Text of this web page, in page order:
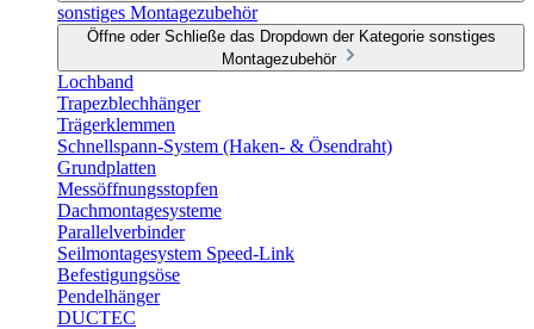
sonstiges Montagezubehör
Öffne oder Schließe das Dropdown der Kategorie sonstiges
Montagezubehör
Lochband
Trapezblechhänger
Trägerklemmen
Schnellspann-System (Haken- & Ösendraht)
Grundplatten
Messöffnungsstopfen
Dachmontagesysteme
Parallelverbinder
Seilmontagesystem Speed-Link
Befestigungsöse
Pendelhänger
DUCTEC